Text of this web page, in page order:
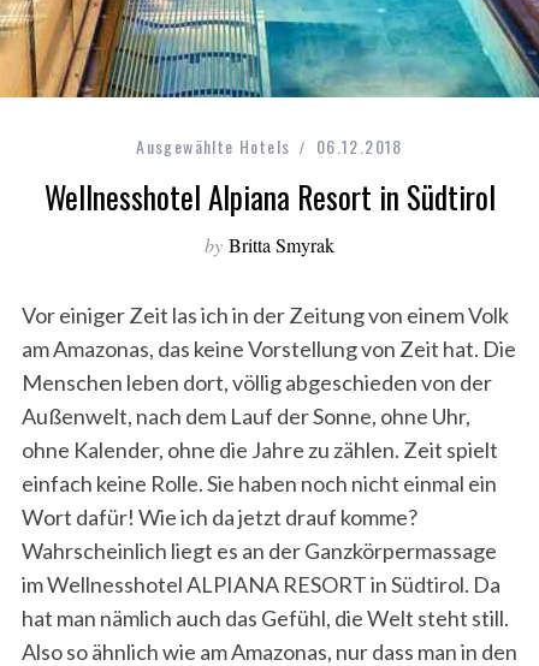
Ausgewählte Hotels 06.12.2018
Wellnesshotel Alpiana Resort in Südtirol
by Britta Smyrak
Vor einiger Zeit las ich in der Zeitung von einem Volk
am Amazonas, das keine Vorstellung von Zeit hat. Die
Menschen leben dort, völlig abgeschieden von der
Außenwelt, nach dem Lauf der Sonne, ohne Uhr,
ohne Kalender, ohne die Jahre zu zählen. Zeit spielt
einfach keine Rolle. Sie haben noch nicht einmal ein
Wort dafür! Wie ich da jetzt drauf komme?
Wahrscheinlich liegt es an der Ganzkörpermassage
im Wellnesshotel ALPIANA RESORT in Südtirol. Da
hat man nämlich auch das Gefühl, die Welt steht still.
Also so ähnlich wie am Amazonas, nur dass man in den